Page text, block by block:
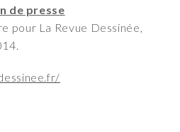
de presse
pour La Revue Dessinée,